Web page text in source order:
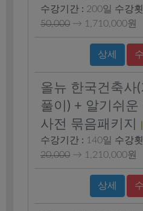
수강기간 : 200일 수강
50,000 → 1,710,000원
상세
올뉴 한국건축사
풀이) + 알기쉬운
사전 묶음패키지
수강기간 : 140일 수강
20,000 → 1,210,000원
상세